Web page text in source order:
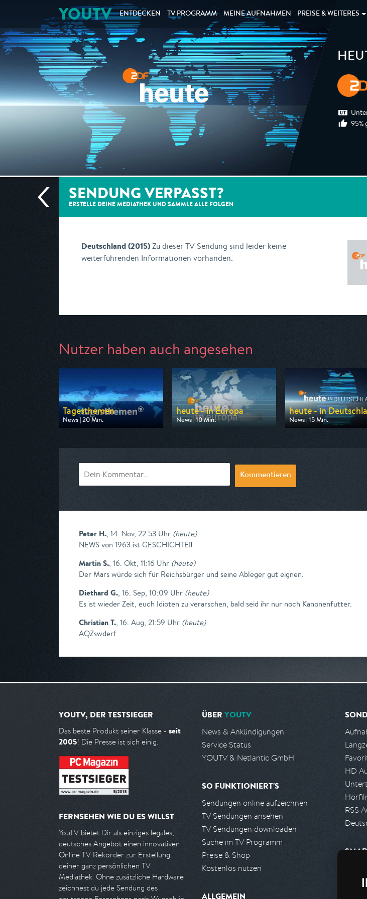
YOUTV ENTDECKEN TV PROGRAMM MEINEAUFNAHMEN PREISE & WEITERES
95%
SENDUNG VERPASST?
ERSTELLE DEINE MEDIATHEK UND SAMMLE ALLE FOLGEN
Deutschland (2015)Zu dieser TV Sendung sind leider keine
weiterführenden Informationen vorhanden.
Nutzer haben auch angesehen
Tagesthemen
News | 20 Min.
Ausgestrahlt von ARD
heute - in Europa
News | 10 Min.
heute - in
News | 15 Min.
Ausgestrahlt von ZDF
Kommentieren
Peter H., 14. Nov, 22:53 Uhr (heute)
NEWS von 1963 ist GESCHICHTE‼️
Martin S., 16. Okt, 11:16 Uhr (heute)
Der Mars würde sich für Reichsbürger und seine Ableger gut eignen.
Diethard G., 16. Sep, 10:09 Uhr (heute)
Es ist wieder Zeit, euch Idioten zu verarschen, bald seid ihr nur noch Kanonenfutter.
Christian T., 16. Aug, 21:59 Uhr (heute)
AQZswderf
YOUTV, DER TESTSIEGER
Das beste Produkt seiner Klasse - seit
2005! Die Presse ist sich einig.
FERNSEHEN WIE DU ES WILLST
YouTV bietet Dir als einziges legales,
deutsches Angebot einen innovativen
Online TV Rekorder zur Erstellung
deiner ganz persönlichen TV
Mediathek. Ohne zusätzliche Hardware
zeichnest du jede Sendung des
ÜBER YOUTV
News & Ankündigungen
Service Status
YOUTV & Netlantic GmbH
SO FUNKTIONIERT'S
Sendungen online aufzeichnen
TV Sendungen ansehen
TV Sendungen downloaden
Suche im TV Programm
Preise & Shop
Kostenlos nutzen
ALLGEMEIN
HD
RSS